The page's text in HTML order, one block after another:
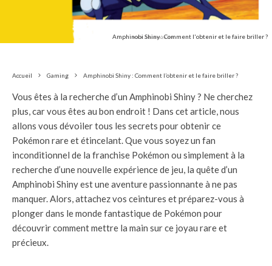
Amphinobi Shiny : Comment l'obtenir et le faire briller ?
Accueil Gaming Amphinobi Shiny : Comment l’obtenir et le faire briller ?
Vous êtes à la recherche d’un Amphinobi Shiny ? Ne cherchez
plus, car vous êtes au bon endroit ! Dans cet article, nous
allons vous dévoiler tous les secrets pour obtenir ce
Pokémon rare et étincelant. Que vous soyez un fan
inconditionnel de la franchise Pokémon ou simplement à la
recherche d’une nouvelle expérience de jeu, la quête d’un
Amphinobi Shiny est une aventure passionnante à ne pas
manquer. Alors, attachez vos ceintures et préparez-vous à
plonger dans le monde fantastique de Pokémon pour
découvrir comment mettre la main sur ce joyau rare et
précieux.